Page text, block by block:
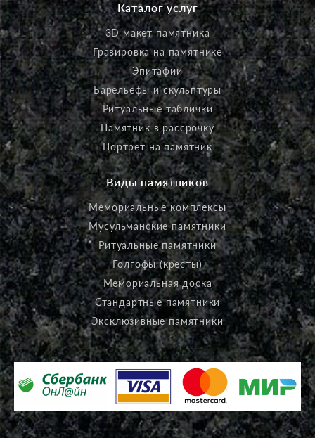
Каталог услуг
3D макет памятника
Гравировка на памятнике
Эпитафии
Барельефы и скульптуры
Ритуальные таблички
Памятник в рассрочку
Портрет на памятник
Виды памятников
Мемориальные комплексы
Мусульманские памятники
Ритуальные памятники
Голгофы (кресты)
Мемориальная доска
Стандартные памятники
Эксклюзивные памятники